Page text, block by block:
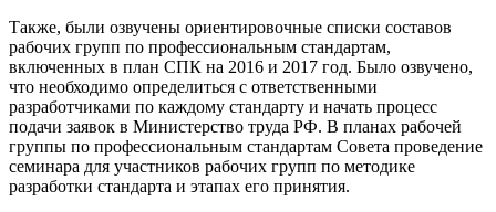
Также, были озвучены ориентировочные списки составов
рабочих групп по профессиональным стандартам,
включенных в план СПК на 2016 и 2017 год. Было озвучено,
что необходимо определиться с ответственными
разработчиками по каждому стандарту и начать процесс
подачи заявок в Министерство труда РФ. В планах рабочей
группы по профессиональным стандартам Совета проведение
семинара для участников рабочих групп по методике
разработки стандарта и этапах его принятия.